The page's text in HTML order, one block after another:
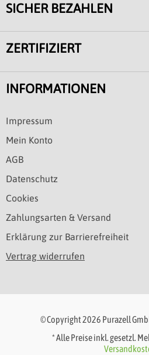
SICHER BEZAHLEN
ZERTIFIZIERT
INFORMATIONEN
Impressum
Mein Konto
AGB
Datenschutz
Cookies
Zahlungsarten & Versand
Erklärung zur Barrierefreiheit
Vertrag widerrufen
© Copyright 2026 Purazell
* Alle Preise inkl. gesetzl.